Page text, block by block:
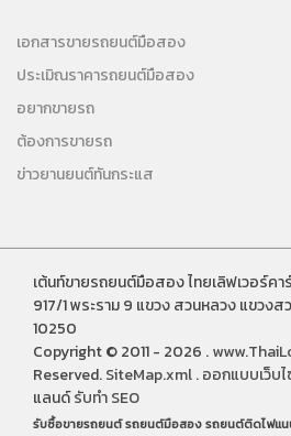
เอกสารขายรถยนต์มือสอง
ประเมิณราคารถยนต์มือสอง
อยากขายรถ
ต้องการขายรถ
ข่าวยานยนต์ทันกระแส
เต้นท์ขายรถยนต์มือสอง ไทยเลิฟเวอร์คา
917/1 พระราม 9 แขวง สวนหลวง แขวง
10250
Copyright © 2011 - 2026 .
Reserved.SiteMap.xml.ออกแบบเว็บ
แลนด์รับทำ SEO
รับซื้อขายรถยนต์รถยนต์มือสองรถยนต์ติดไฟแ